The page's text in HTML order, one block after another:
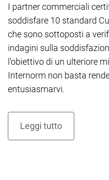
I partner commerciali
soddisfare 10 standard
che sono sottoposti a
indagini sulla
l'obiettivo di un ulteriore
Internorm non basta
entusiasmarvi.